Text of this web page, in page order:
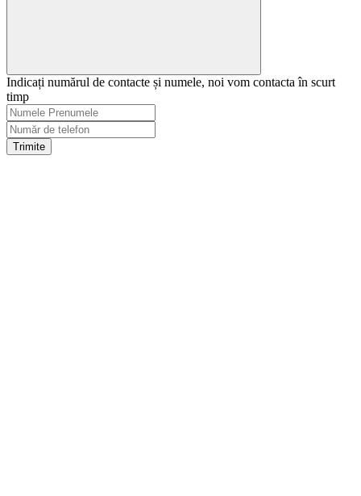
Indicați numărul de contacte și numele, noi vom contacta în scurt
timp
Trimite